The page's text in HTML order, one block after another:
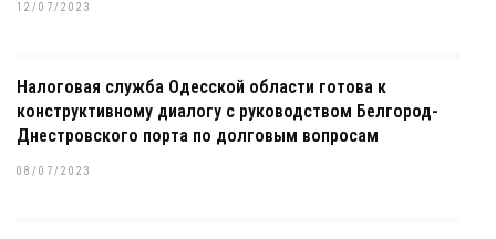
12/07/2023
Налоговая служба Одесской области готова к
конструктивному диалогу с руководством Белгород-
Днестровского порта по долговым вопросам
08/07/2023